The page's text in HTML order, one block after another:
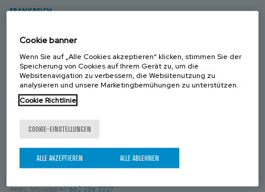
FRANKREICH
Schwerte, NRW+49 (0)2304 957 057 - 0
GROSS BRITANIEN
Chichester, West Sussex+44 (0) 1243 810240
KANADA
Amory, Mississippi+1 662 256 2227
Cookie banner
Wenn Sie auf „Alle Cookies akzeptieren“ klicken, stimmen Sie der
Speicherung von Cookies auf Ihrem Gerät zu, um die
Websitenavigation zu verbessern, die Websitenutzung zu
analysieren und unsere Marketingbemühungen zu unterstützen.
Cookie Richtlinie
COOKIE-EINSTELLUNGEN
ALLE ABLEHNEN
ALLE AKZEPTIEREN